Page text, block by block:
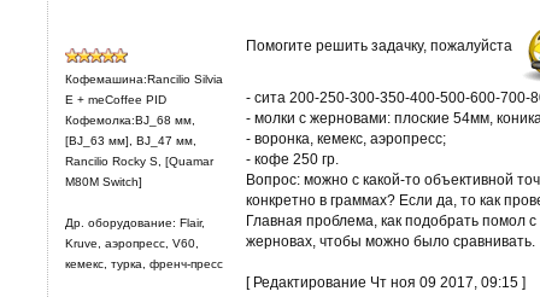
Кофемашина:Rancilio Silvia
E + meCoffee PID
Кофемолка:BJ_68 мм,
[BJ_63 мм], BJ_47 мм,
Rancilio Rocky S, [Quamar
M80M Switch]
Др. оборудование: Flair,
Kruve, аэропресс, V60,
кемекс, турка, френч-пресс
Помогите решить задачку, пожалуйста
- сита 200-250-300-350-400-500-600-700-
- молки с жерновами: плоские 54мм,
- воронка, кемекс, аэропресс;
- кофе 250 гр.
Вопрос: можно с какой-то объективной
конкретно в граммах? Если да, то как
Главная проблема, как подобрать помол
жерновах, чтобы можно было сравнивать.
[ Редактирование Чт ноя 09 2017, 09:15 ]